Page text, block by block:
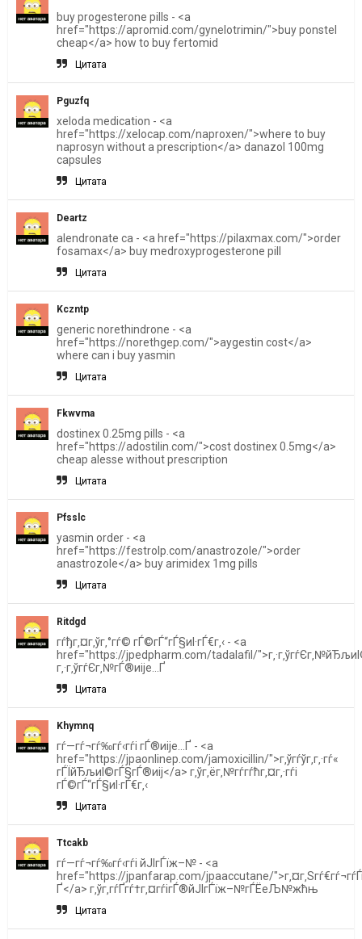
buy progesterone pills - <a
href="https://apromid.com/gynelotrimin/">buy ponstel
cheap</a> how to buy fertomid
Цитата
Pguzfq
xeloda medication - <a
href="https://xelocap.com/naproxen/">where to buy
naprosyn without a prescription</a> danazol 100mg
capsules
Цитата
Deartz
alendronate ca - <a href="https://pilaxmax.com/">order
fosamax</a> buy medroxyprogesterone pill
Цитата
Kczntp
generic norethindrone - <a
href="https://norethgep.com/">aygestin cost</a>
where can i buy yasmin
Цитата
Fkwvma
dostinex 0.25mg pills - <a
href="https://adostilin.com/">cost dostinex 0.5mg</a>
cheap alesse without prescription
Цитата
Pfsslc
yasmin order - <a
href="https://festrolp.com/anastrozole/">order
anastrozole</a> buy arimidex 1mg pills
Цитата
Ritdgd
гѓђг‚¤г‚ўг‚°гѓ© гЃ©гЃ“гЃ§иІ·гЃ€г‚‹ - <a
href="https://jpedpharm.com/tadalafil/
г‚·г‚ўгѓЄг‚№гЃ®иіје…Ґ
Цитата
Khymnq
гѓ—гѓ¬гѓ‰гѓ‹гѓі гЃ®иіје…Ґ - <a
href="https://jpaonlinep.com/jamoxicillin/">г‚ўгѓўг‚­г‚·гѓ«
гЃЇйЂљиІ©гЃ§гЃ®иіј</a> г‚ўг‚ёг‚№гѓ­гѓћг‚¤г‚·гѓі
гЃ©гЃ“гЃ§иІ·гЃ€г‚‹
Цитата
Ttcakb
гѓ—гѓ¬гѓ‰гѓ‹гѓі йЈІгЃїж–№ - <a
href="https://jpanfarap.com/jpaaccutane/
Ґ</a> г‚ўг‚­гѓҐгѓ†г‚¤гѓігЃ®йЈІгЃїж–№гЃЁеЉ№жћњ
Цитата